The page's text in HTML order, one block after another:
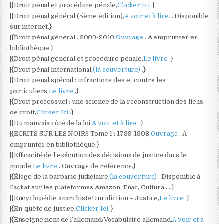
|{Droit pénal et procédure pénale,Clicker Ici.}
|{Droit pénal général (5ème édition),A voir et à lire.. Disponible
sur internet.}
|{Droit pénal général : 2009-2010,Ouvrage. A emprunter en
bibliothèque.}
|{Droit pénal général et procédure pénale,Le livre.}
|{Droit pénal international,(la couverture).}
|{Droit pénal spécial : infractions des et contre les
particuliers,Le livre.}
|{Droit processuel : une science de la reconstruction des liens
de droit,Clicker Ici.}
|{Du mauvais côté de la loi,A voir et à lire..}
|{ECRITS SUR LES NOIRS Tome 1 : 1789-1808,Ouvrage. A
emprunter en bibliothèque.}
|{Efficacité de l’exécution des décisions de justice dans le
monde,Le livre. Ouvrage de référence.}
|{Éloge de la barbarie judiciaire,(la couverture). Disponible à
l’achat sur les plateformes Amazon, Fnac, Cultura ….}
|{Encyclopédie anarchiste/Juridiction – Justice,Le livre.}
|{En-quête de justice,Clicker Ici.}
|{Enseignement de l’allemand/Vocabulaire allemand,A voir et à